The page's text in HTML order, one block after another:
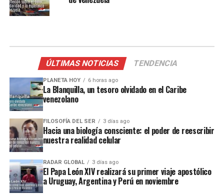
ÚLTIMAS NOTICIAS TENDENCIA
PLANETA HOY 6 horas ago
La Blanquilla, un tesoro olvidado en el Caribe
venezolano
FILOSOFÍA DEL SER 3 días ago
Hacia una biología consciente: el poder de reescribir
nuestra realidad celular
RADAR GLOBAL 3 días ago
El Papa León XIV realizará su primer viaje apostólico
a Uruguay, Argentina y Perú en noviembre